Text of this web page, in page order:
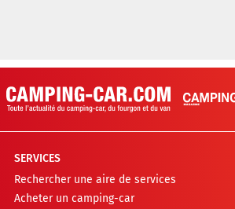
SERVICES
Rechercher une aire de services
Acheter un camping-car